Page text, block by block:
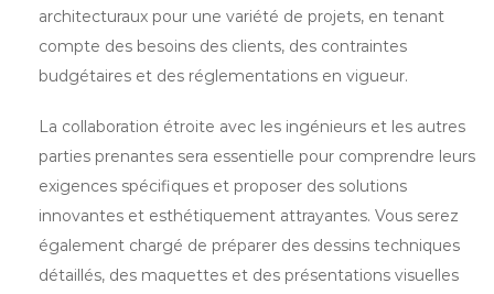
architecturaux pour une variété de projets, en tenant
compte des besoins des clients, des contraintes
budgétaires et des réglementations en vigueur.
La collaboration étroite avec les ingénieurs et les autres
parties prenantes sera essentielle pour comprendre leurs
exigences spécifiques et proposer des solutions
innovantes et esthétiquement attrayantes. Vous serez
également chargé de préparer des dessins techniques
détaillés, des maquettes et des présentations visuelles